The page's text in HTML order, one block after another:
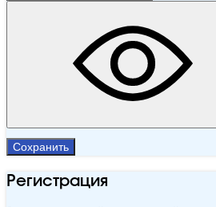
Сохранить
Регистрация